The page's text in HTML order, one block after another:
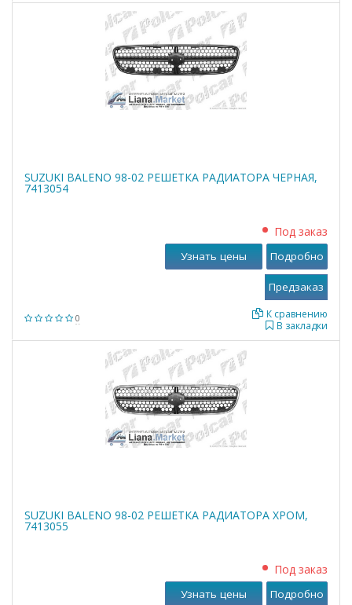
SUZUKI BALENO 98-02 РЕШЕТКА РАДИАТОРА ЧЕРНАЯ,
7413054
0
Под заказ
В закладки
К сравнению
Узнать цены Подробно
SUZUKI BALENO 98-02 РЕШЕТКА РАДИАТОРА ХРОМ,
7413055
Под заказ
Узнать цены Подробно